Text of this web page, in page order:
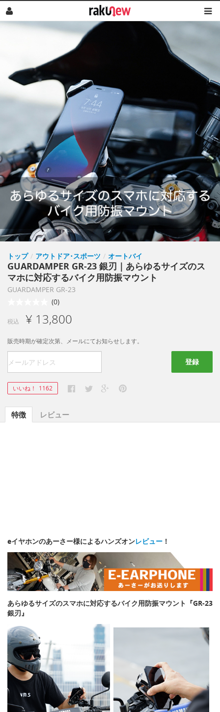
トップ / アウトドア･スポーツ / オートバイ
GUARDAMPER GR-23 銀刃｜あらゆるサイズのス
マホに対応するバイク用防振マウント
GUARDAMPER GR-23
(0)
税込 ¥ 13,800
販売時期が確定次第、メールにてお知らせします。
登録
いいね！ 1162
特徴 レビュー
eイヤホンのあーさー様によるハンズオンレビュー ！
あらゆるサイズのスマホに対応するバイク用防振マウント『GR-23
銀刃』